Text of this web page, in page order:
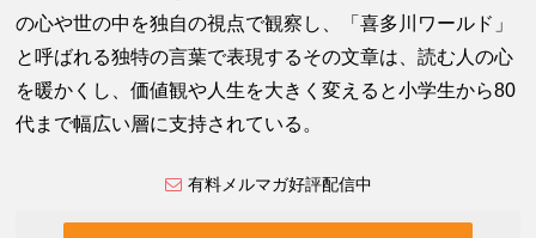
の心や世の中を独自の視点で観察し、「喜多川ワールド」
と呼ばれる独特の言葉で表現するその文章は、読む人の心
を暖かくし、価値観や人生を大きく変えると小学生から80
代まで幅広い層に支持されている。
有料メルマガ好評配信中